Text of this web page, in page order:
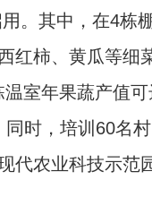
。其中，在4栋
红柿、黄瓜等细
室年果蔬产值
时，培训60名
代农业科技示范